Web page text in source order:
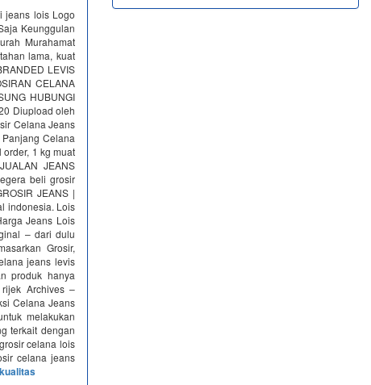
jeans lois Logo
Keunggulan
Murahamat
lama, kuat
LEVIS
CELANA
HUBUNGI
Diupload oleh
Celana Jeans
Celana
1 kg muat
JEANS
beli grosir
JEANS |
indonesia. Lois
Jeans Lois
– dari dulu
Grosir,
jeans levis
produk hanya
Archives –
Celana Jeans
melakukan
terkait dengan
celana lois
celana jeans